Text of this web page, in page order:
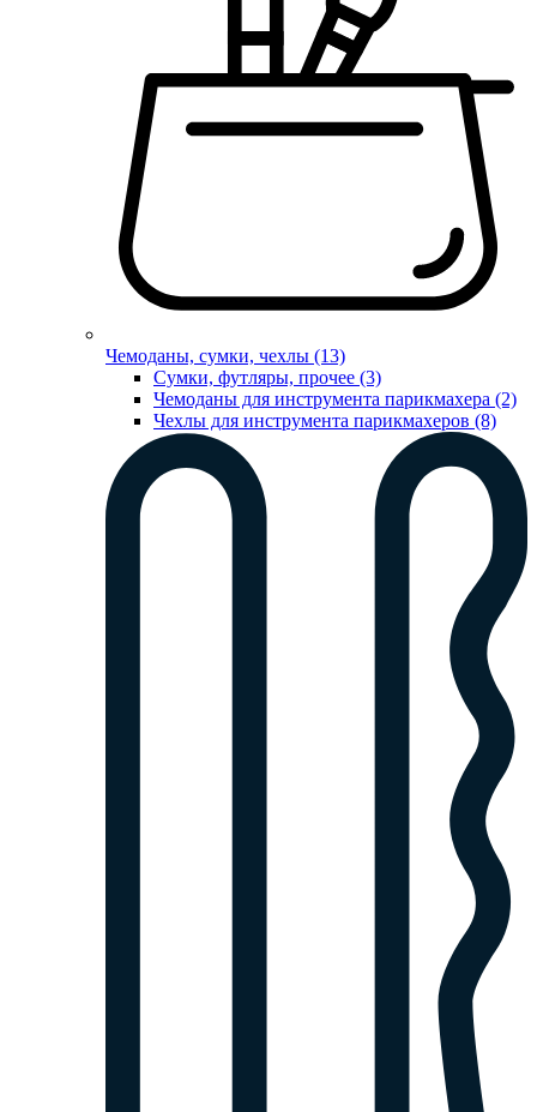
Чемоданы, сумки, чехлы (13)
Сумки, футляры, прочее (3)
Чемоданы для инструмента парикмахера (2)
Чехлы для инструмента парикмахеров (8)